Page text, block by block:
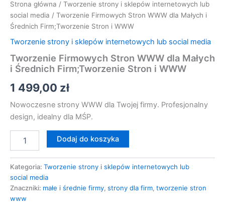
Strona główna / Tworzenie strony i sklepów internetowych lub
social media / Tworzenie Firmowych Stron WWW dla Małych i
Średnich Firm;Tworzenie Stron i WWW
Tworzenie strony i sklepów internetowych lub social media
Tworzenie Firmowych Stron WWW dla Małych
i Średnich Firm;Tworzenie Stron i WWW
1 499,00 zł
Nowoczesne strony WWW dla Twojej firmy. Profesjonalny
design, idealny dla MŚP.
Dodaj do koszyka
Kategoria: Tworzenie strony i sklepów internetowych lub
social media
Znaczniki: małe i średnie firmy, strony dla firm, tworzenie stron
www